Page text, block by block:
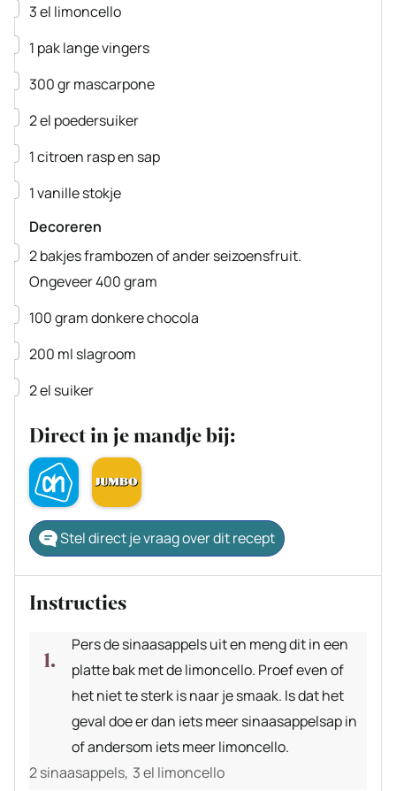
▢
3el limoncello
▢
1 paklange vingers
▢
300grmascarpone
▢
2el poedersuiker
▢
1citroen rasp en sap
▢
1vanille stokje
Decoreren
▢
2bakjesframbozenof ander seizoensfruit.
Ongeveer 400 gram
▢
100gramdonkere chocola
▢
200 ml slagroom
▢
2el suiker
Direct in je mandje bij:
Stel direct je vraag over dit recept
Instructies
Pers de sinaasappels uit en meng dit in een
platte bak met de limoncello. Proef even of
het niet te sterk is naar je smaak. Is dat het
geval doe er dan iets meer sinaasappelsap in
of andersom iets meer limoncello.
2 sinaasappels, 3 el limoncello